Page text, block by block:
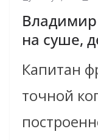
на суше,
Капитан
точной